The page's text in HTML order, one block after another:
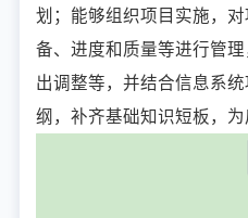
划；能够组织项目实施，
备、进度和质量等进行管
出调整等，并结合信息系
纲，补齐基础知识短板，为